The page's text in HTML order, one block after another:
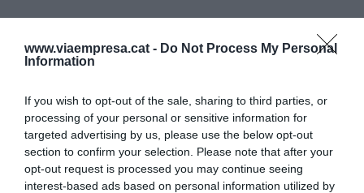
www.viaempresa.cat - Do Not Process My Personal
Information
If you wish to opt-out of the sale, sharing to third parties, or
processing of your personal or sensitive information for
targeted advertising by us, please use the below opt-out
section to confirm your selection. Please note that after your
opt-out request is processed you may continue seeing
interest-based ads based on personal information utilized by
són els macarrons: “La recepta d’aquests
feia quan tots tres vivíem junts en un pis de
solters. Portaven retalls de tota mena d’embotit
que hi havia per la nevera: de fuet a xoriço, pernil,
tomàquet fregit i all. I eren un èxit total”, ens
explica Sergio. Aquí també ho són. “Volíem fer